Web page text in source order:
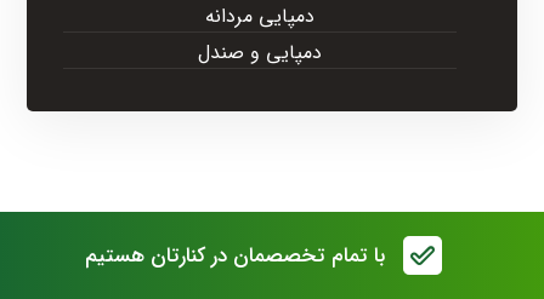
دمپایی مردانه
دمپایی و صندل
با تمام تخصصمان در کنارتان هستیم